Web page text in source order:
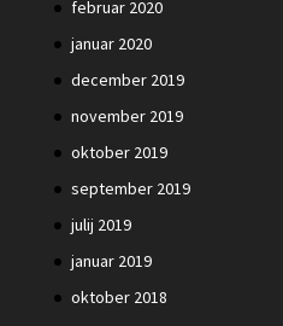
februar 2020
januar 2020
december 2019
november 2019
oktober 2019
september 2019
julij 2019
januar 2019
oktober 2018